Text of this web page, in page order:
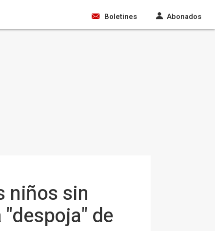
Boletines Abonados
niños sin
de